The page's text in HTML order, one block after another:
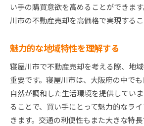
い手の購買意欲を高めることができま
川市の不動産売却を高価格で実現するこ
魅力的な地域特性を理解する
寝屋川市で不動産売却を考える際、地
重要です。寝屋川市は、大阪府の中で
自然が調和した生活環境を提供してい
ることで、買い手にとって魅力的なラ
きます。交通の利便性もまた大きな特